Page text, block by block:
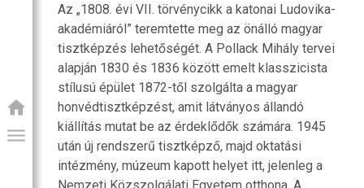
Az „1808. évi VII. törvénycikk a katonai Ludovika-
akadémiáról” teremtette meg az önálló magyar
tisztképzés lehetőségét. A Pollack Mihály tervei
alapján 1830 és 1836 között emelt klasszicista
stílusú épület 1872-től szolgálta a magyar
honvédtisztképzést, amit látványos állandó
kiállítás mutat be az érdeklődők számára. 1945
után új rendszerű tisztképző, majd oktatási
intézmény, múzeum kapott helyet itt, jelenleg a